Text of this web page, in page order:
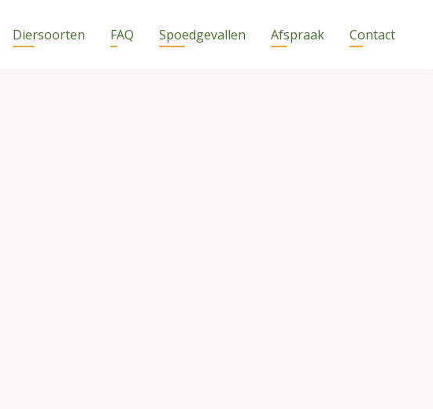
Diersoorten FAQ Spoedgevallen Afspraak Contact